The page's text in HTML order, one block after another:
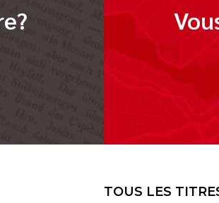
TOUS LES